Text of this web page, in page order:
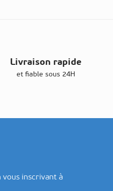
Livraison rapide
et fiable sous 24H
vous inscrivant à